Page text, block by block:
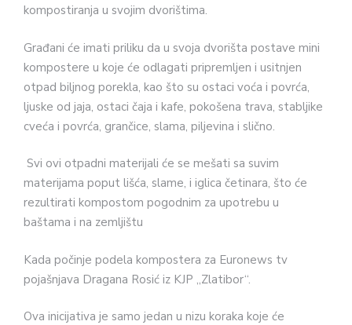
kompostiranja u svojim dvorištima.
Građani će imati priliku da u svoja dvorišta postave mini
kompostere u koje će odlagati pripremljen i usitnjen
otpad biljnog porekla, kao što su ostaci voća i povrća,
ljuske od jaja, ostaci čaja i kafe, pokošena trava, stabljike
cveća i povrća, grančice, slama, piljevina i slično.
Svi ovi otpadni materijali će se mešati sa suvim
materijama poput lišća, slame, i iglica četinara, što će
rezultirati kompostom pogodnim za upotrebu u
baštama i na zemljištu
Kada počinje podela kompostera za Euronews tv
pojašnjava Dragana Rosić iz KJP „Zlatibor“.
Ova inicijativa je samo jedan u nizu koraka koje će